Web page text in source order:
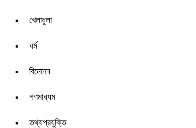
খেলাধুলা
ধর্ম
বিনোদন
গণমাধ্যম
তথ্যপ্রযুক্তি